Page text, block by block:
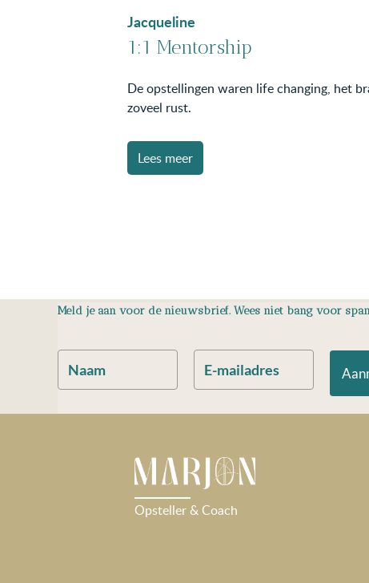
Jacqueline
1:1 Mentorship
De opstellingen waren life changing, het
zoveel rust.
Lees meer
Meld je aan voor de nieuwsbrief. Wees niet bang voor
Opsteller & Coach